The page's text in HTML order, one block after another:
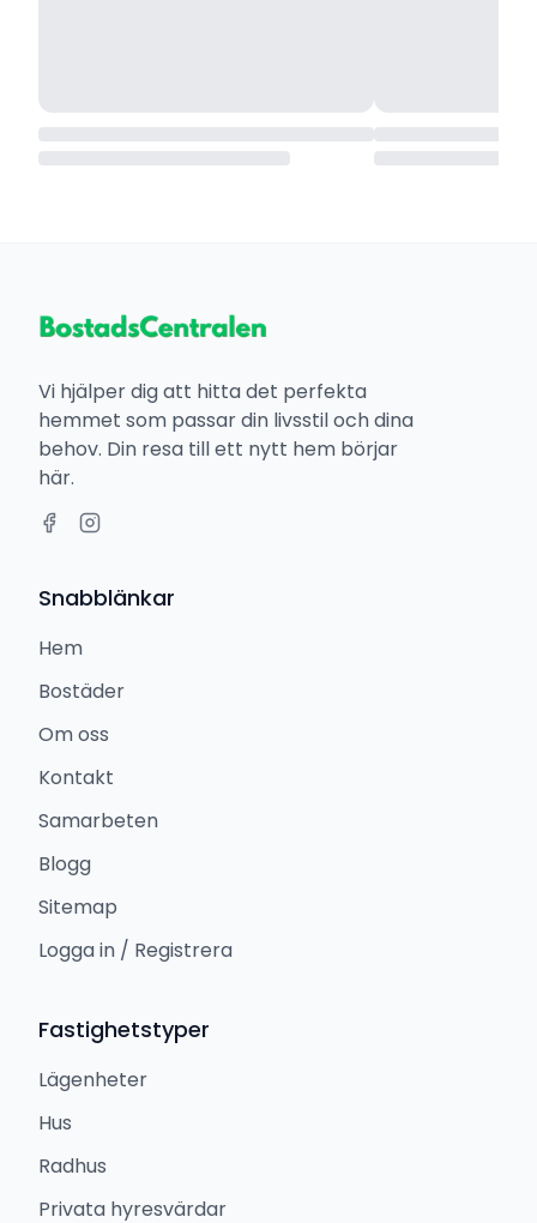
Vi hjälper dig att hitta det perfekta
hemmet som passar din livsstil och dina
behov. Din resa till ett nytt hem börjar
här.
Snabblänkar
Hem
Bostäder
Om oss
Kontakt
Samarbeten
Blogg
Sitemap
Logga in / Registrera
Fastighetstyper
Lägenheter
Hus
Radhus
Privata hyresvärdar